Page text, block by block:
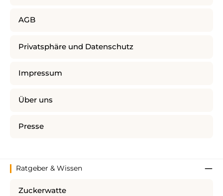
AGB
Privatsphäre und Datenschutz
Impressum
Über uns
Presse
Ratgeber & Wissen
Zuckerwatte